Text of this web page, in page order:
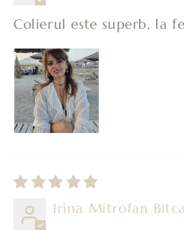
Colierul este superb, la
Irina Mitrofan Bitca